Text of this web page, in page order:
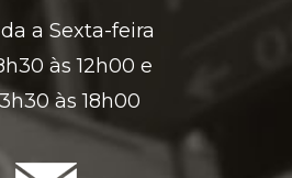
a Sexta-feira
às 12h00 e
às 18h00